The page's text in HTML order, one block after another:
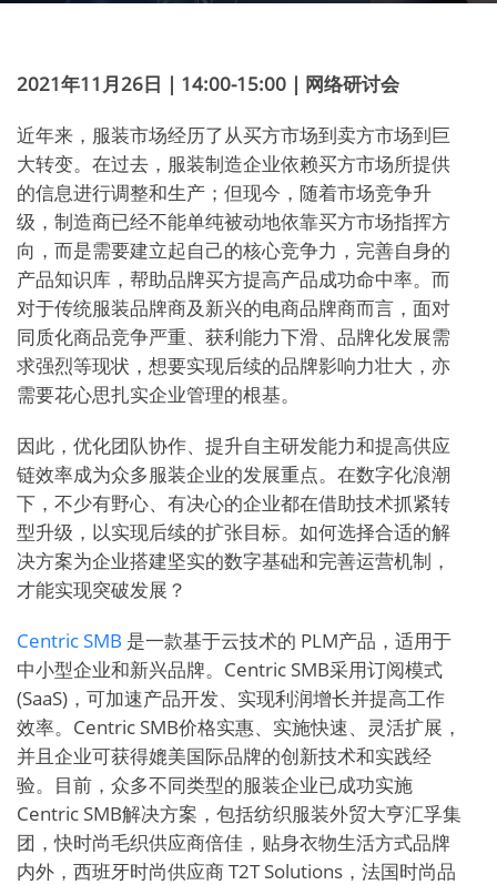
2021年11月26日 | 14:00-15:00 | 网络研讨会
近年来，服装市场经历了从买方市场到卖方市场到巨
大转变。在过去，服装制造企业依赖买方市场所提供
的信息进行调整和生产；但现今，随着市场竞争升
级，制造商已经不能单纯被动地依靠买方市场指挥方
向，而是需要建立起自己的核心竞争力，完善自身的
产品知识库，帮助品牌买方提高产品成功命中率。而
对于传统服装品牌商及新兴的电商品牌商而言，面对
同质化商品竞争严重、获利能力下滑、品牌化发展需
求强烈等现状，想要实现后续的品牌影响力壮大，亦
需要花心思扎实企业管理的根基。
因此，优化团队协作、提升自主研发能力和提高供应
链效率成为众多服装企业的发展重点。在数字化浪潮
下，不少有野心、有决心的企业都在借助技术抓紧转
型升级，以实现后续的扩张目标。如何选择合适的解
决方案为企业搭建坚实的数字基础和完善运营机制，
才能实现突破发展？
Centric SMB 是一款基于云技术的 PLM产品，适用于
中小型企业和新兴品牌。Centric SMB采用订阅模式
(SaaS)，可加速产品开发、实现利润增长并提高工作
效率。Centric SMB价格实惠、实施快速、灵活扩展，
并且企业可获得媲美国际品牌的创新技术和实践经
验。目前，众多不同类型的服装企业已成功实施
Centric SMB解决方案，包括纺织服装外贸大亨汇孚集
团，快时尚毛织供应商倍佳，贴身衣物生活方式品牌
内外，西班牙时尚供应商 T2T Solutions，法国时尚品